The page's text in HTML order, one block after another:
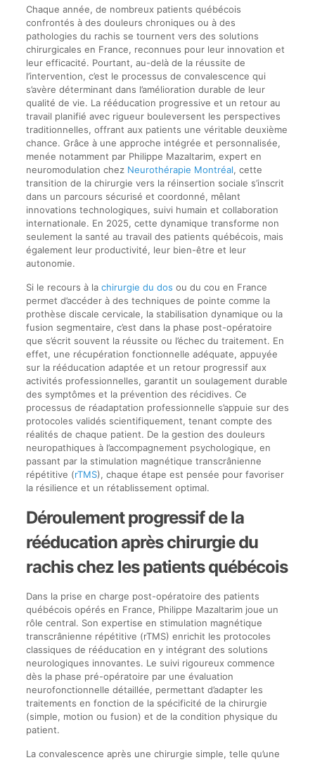
Chaque année, de nombreux patients québécois
confrontés à des douleurs chroniques ou à des
pathologies du rachis se tournent vers des solutions
chirurgicales en France, reconnues pour leur innovation et
leur efficacité. Pourtant, au-delà de la réussite de
l’intervention, c’est le processus de convalescence qui
s’avère déterminant dans l’amélioration durable de leur
qualité de vie. La rééducation progressive et un retour au
travail planifié avec rigueur bouleversent les perspectives
traditionnelles, offrant aux patients une véritable deuxième
chance. Grâce à une approche intégrée et personnalisée,
menée notamment par Philippe Mazaltarim, expert en
neuromodulation chez Neurothérapie Montréal, cette
transition de la chirurgie vers la réinsertion sociale s’inscrit
dans un parcours sécurisé et coordonné, mêlant
innovations technologiques, suivi humain et collaboration
internationale. En 2025, cette dynamique transforme non
seulement la santé au travail des patients québécois, mais
également leur productivité, leur bien-être et leur
autonomie.
Si le recours à la chirurgie du dos ou du cou en France
permet d’accéder à des techniques de pointe comme la
prothèse discale cervicale, la stabilisation dynamique ou la
fusion segmentaire, c’est dans la phase post-opératoire
que s’écrit souvent la réussite ou l’échec du traitement. En
effet, une récupération fonctionnelle adéquate, appuyée
sur la rééducation adaptée et un retour progressif aux
activités professionnelles, garantit un soulagement durable
des symptômes et la prévention des récidives. Ce
processus de réadaptation professionnelle s’appuie sur des
protocoles validés scientifiquement, tenant compte des
réalités de chaque patient. De la gestion des douleurs
neuropathiques à l’accompagnement psychologique, en
passant par la stimulation magnétique transcrânienne
répétitive (rTMS), chaque étape est pensée pour favoriser
la résilience et un rétablissement optimal.
Déroulement progressif de la
rééducation après chirurgie du
rachis chez les patients québécois
Dans la prise en charge post-opératoire des patients
québécois opérés en France, Philippe Mazaltarim joue un
rôle central. Son expertise en stimulation magnétique
transcrânienne répétitive (rTMS) enrichit les protocoles
classiques de rééducation en y intégrant des solutions
neurologiques innovantes. Le suivi rigoureux commence
dès la phase pré-opératoire par une évaluation
neurofonctionnelle détaillée, permettant d’adapter les
traitements en fonction de la spécificité de la chirurgie
(simple, motion ou fusion) et de la condition physique du
patient.
La convalescence après une chirurgie simple, telle qu’une